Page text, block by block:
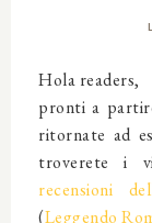
Hola readers,
pronti a
ritornate ad
troverete i
recensioni
(Leggendo